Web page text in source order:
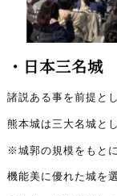
・日本三名城
諸説ある事を前提と
熊本城は三大名城と
※城郭の規模をもと
機能美に優れた城を